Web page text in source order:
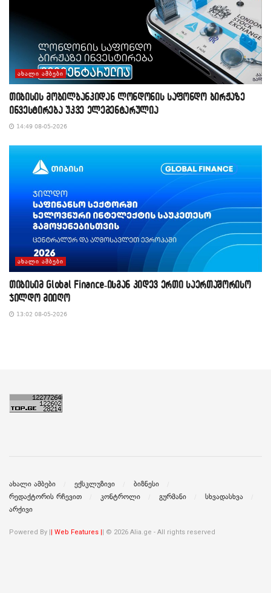
ᲐᲮᲐᲚᲘ ᲐᲛᲑᲔᲑᲘ
თიბისის მობილბანკიდან ლონდონის საფონდო ბირჟაზე
ინვესტირება უკვე ელემენტარულია
14:49 08-05-2026
ᲐᲮᲐᲚᲘ ᲐᲛᲑᲔᲑᲘ
თიბისიმ Global Finance-ისგან კიდევ ერთი საერთაშორისო
ჯილდო მიიღო
13:02 08-05-2026
ახალი ამბები ექსკლუზივი
ბიზნესი
რედაქტორის რჩევით
კონტროლი გურმანი
სხვადასხვა
არქივი
Powered By | | Web Features | | © 2026 Alia.ge - All rights reserved